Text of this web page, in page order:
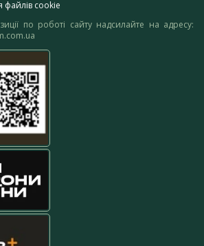
файлів cookie
по роботі сайту надсилайте на адресу: